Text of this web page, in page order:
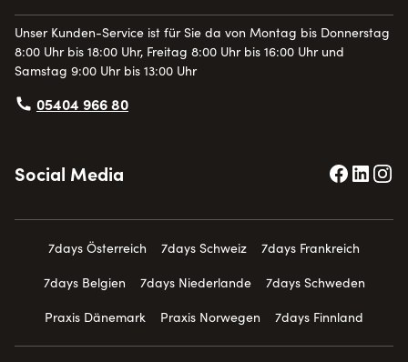
Unser Kunden-Service ist für Sie da von Montag bis Donnerstag
8:00 Uhr bis 18:00 Uhr, Freitag 8:00 Uhr bis 16:00 Uhr und
Samstag 9:00 Uhr bis 13:00 Uhr
05404 966 80
Social Media
7days Österreich 7days Schweiz
7days Frankreich
7days Belgien
7days Niederlande
7days Schweden
Praxis Dänemark
Praxis Norwegen 7days Finnland